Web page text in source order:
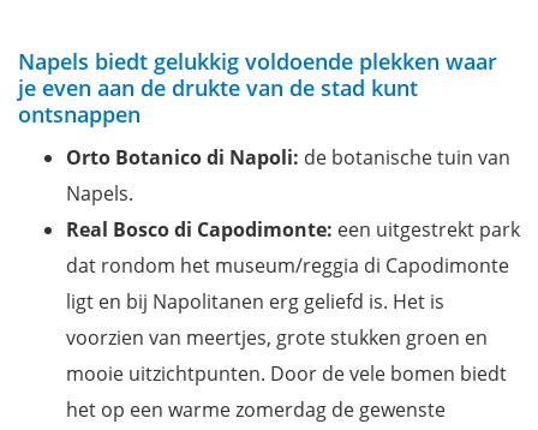
Napels biedt gelukkig voldoende plekken waar
je even aan de drukte van de stad kunt
ontsnappen
Orto Botanico di Napoli: de botanische tuin van
Napels.
Real Bosco di Capodimonte: een uitgestrekt park
dat rondom het museum/reggia di Capodimonte
ligt en bij Napolitanen erg geliefd is. Het is
voorzien van meertjes, grote stukken groen en
mooie uitzichtpunten. Door de vele bomen biedt
het op een warme zomerdag de gewenste